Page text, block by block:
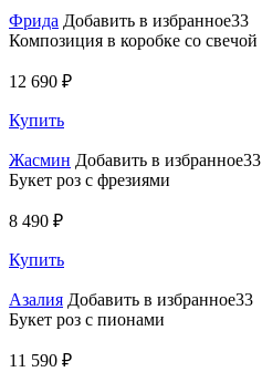
Фрида Добавить в избранное33
Композиция в коробке со свечой
12 690 ₽
Купить
Жасмин Добавить в избранное33
Букет роз с фрезиями
8 490 ₽
Купить
Азалия Добавить в избранное33
Букет роз с пионами
11 590 ₽